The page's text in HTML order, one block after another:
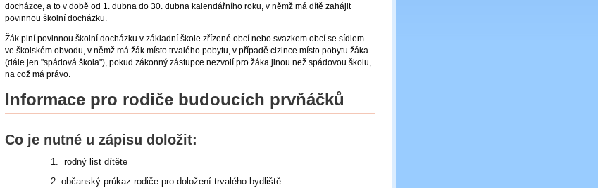
docházce, a to v době od 1. dubna do 30. dubna kalendářního roku, v němž má dítě zahájit
povinnou školní docházku.
Žák plní povinnou školní docházku v základní škole zřízené obcí nebo svazkem obcí se sídlem
ve školském obvodu, v němž má žák místo trvalého pobytu, v případě cizince místo pobytu žáka
(dále jen "spádová škola"), pokud zákonný zástupce nezvolí pro žáka jinou než spádovou školu,
na což má právo.
Informace pro rodiče budoucích prvňáčků
Co je nutné u zápisu doložit:
rodný list dítěte
občanský průkaz rodiče pro doložení trvalého bydliště